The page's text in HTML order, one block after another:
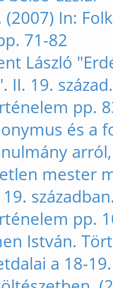
In:
71-82
László
II. 19.
pp.
és a
mester
pp.
István.
a 18-